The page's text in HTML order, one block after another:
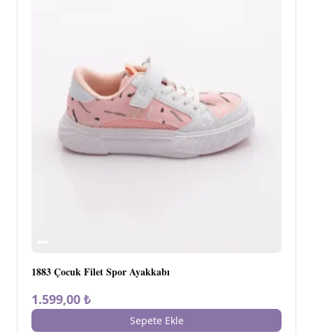
1883 Çocuk Filet Spor Ayakkabı
1.599,00 ₺
Sepete Ekle